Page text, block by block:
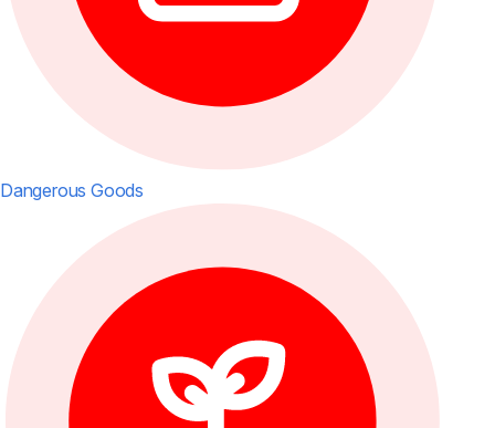
Dangerous Goods